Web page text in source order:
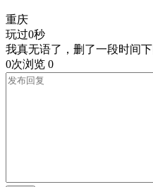
重庆
玩过0秒
我真无语了，删了一段时间
0次浏览 0